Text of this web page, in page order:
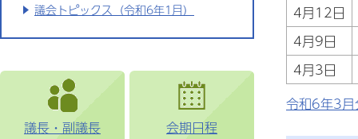
議会トピックス（令和6年1月）
議長・副議長 会期日程
4月12日
4月9日
4月3日
令和6年3月